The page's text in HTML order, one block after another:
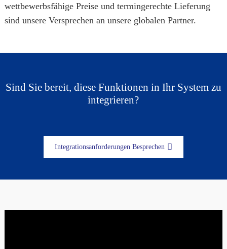
wettbewerbsfähige Preise und termingerechte Lieferung
sind unsere Versprechen an unsere globalen Partner.
Sind Sie bereit, diese Funktionen in Ihr System zu
integrieren?
Integrationsanforderungen Besprechen